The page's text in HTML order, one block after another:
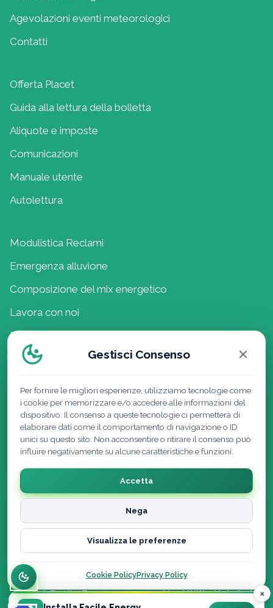
Agevolazioni eventi meteorologici
Contatti
Offerta Placet
Guida alla lettura della bolletta
Aliquote e imposte
Comunicazioni
Manuale utente
Autolettura
Modulistica Reclami
Emergenza alluvione
Composizione del mix energetico
Lavora con noi
Politica della Qualità
Cookie Policy | Privacy Policy | Note Legali
|
Recedi dal contratto qui
Dichiarazione di accessibilità
© 2026 Facile.Energy powered by Utility Hub S.r.l. ·
Gestisci Consenso
Per fornire le migliori esperienze, utilizziamo tecnologie come
i cookie per memorizzare e/o accedere alle informazioni del
dispositivo. Il consenso a queste tecnologie ci permetterà di
elaborare dati come il comportamento di navigazione o ID
unici su questo sito. Non acconsentire o ritirare il consenso può
influire negativamente su alcune caratteristiche e funzioni.
Accetta
Nega
Visualizza le preferenze
Cookie PolicyPrivacy Policy
×